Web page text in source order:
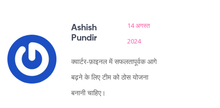
Ashish
Pundir
14 अगस्त
2024
क्वार्टर‑फ़ाइनल में सफलतापूर्वक आगे
बढ़ने के लिए टीम को ठोस योजना
बनानी चाहिए।